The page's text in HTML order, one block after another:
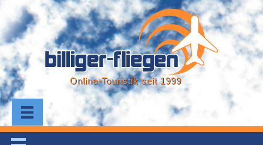
Online-Touristik seit 1999